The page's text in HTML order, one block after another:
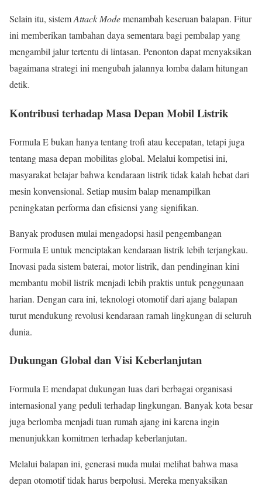
Selain itu, sistemAttack Modemenambah keseruan balapan. Fitur
ini memberikan tambahan daya sementara bagi pembalap yang
mengambil jalur tertentu di lintasan. Penonton dapat menyaksikan
bagaimana strategi ini mengubah jalannya lomba dalam hitungan
detik.
Kontribusi terhadap Masa Depan Mobil Listrik
Formula E bukan hanya tentang trofi atau kecepatan, tetapi juga
tentang masa depan mobilitas global. Melalui kompetisi ini,
masyarakat belajar bahwa kendaraan listrik tidak kalah hebat dari
mesin konvensional. Setiap musim balap menampilkan
peningkatan performa dan efisiensi yang signifikan.
Banyak produsen mulai mengadopsi hasil pengembangan
Formula E untuk menciptakan kendaraan listrik lebih terjangkau.
Inovasi pada sistem baterai, motor listrik, dan pendinginan kini
membantu mobil listrik menjadi lebih praktis untuk penggunaan
harian. Dengan cara ini, teknologi otomotif dari ajang balapan
turut mendukung revolusi kendaraan ramah lingkungan di seluruh
dunia.
Dukungan Global dan Visi Keberlanjutan
Formula E mendapat dukungan luas dari berbagai organisasi
internasional yang peduli terhadap lingkungan. Banyak kota besar
juga berlomba menjadi tuan rumah ajang ini karena ingin
menunjukkan komitmen terhadap keberlanjutan.
Melalui balapan ini, generasi muda mulai melihat bahwa masa
depan otomotif tidak harus berpolusi. Mereka menyaksikan